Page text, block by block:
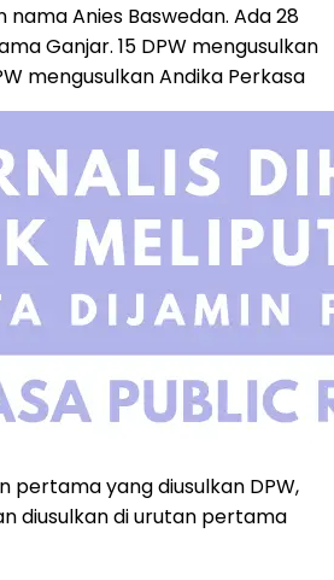
nama Anies Baswedan. Ada 28
Ganjar. 15 DPW mengusulkan
mengusulkan Andika Perkasa
pertama yang diusulkan DPW,
diusulkan di urutan pertama